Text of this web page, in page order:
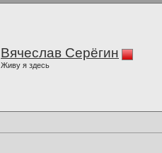
Вячеслав Серёгин
Живу я здесь